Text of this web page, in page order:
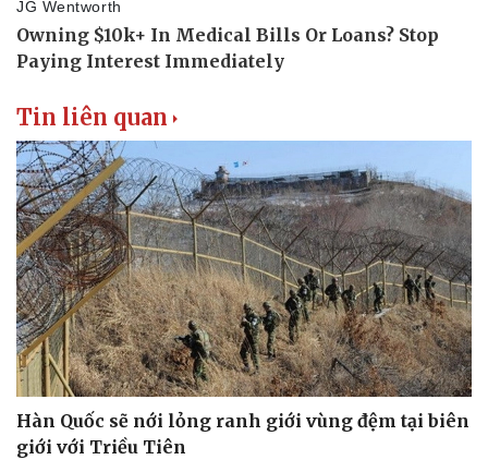
Tin liên quan
Hàn Quốc sẽ nới lỏng ranh giới vùng đệm tại biên
giới với Triều Tiên